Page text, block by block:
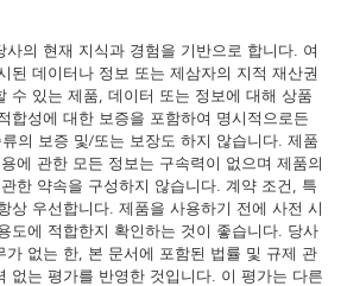
사의 현재 지식과 경험을 기반으로 합니다. 여
된 데이터나 정보 또는 제삼자의 지적 재산권
수 있는 제품, 데이터 또는 정보에 대해 상품
합성에 대한 보증을 포함하여 명시적으로든
의 보증 및/또는 보장도 하지 않습니다. 제품
에 관한 모든 정보는 구속력이 없으며 제품의
한 약속을 구성하지 않습니다. 계약 조건, 특
상 우선합니다. 제품을 사용하기 전에 사전 시
도에 적합한지 확인하는 것이 좋습니다. 당사
가 없는 한, 본 문서에 포함된 법률 및 규제 관
없는 평가를 반영한 것입니다. 이 평가는 다른